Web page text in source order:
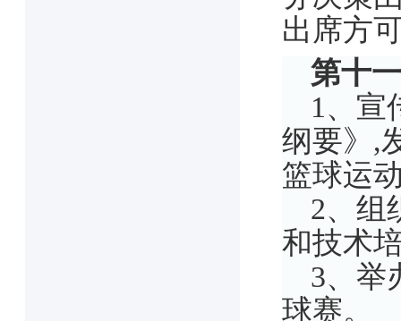
出席方
第十
1、宣
纲要》,
篮球运
2、组
和技术
3、举
球赛。